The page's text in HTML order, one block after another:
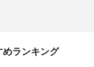
ランキング